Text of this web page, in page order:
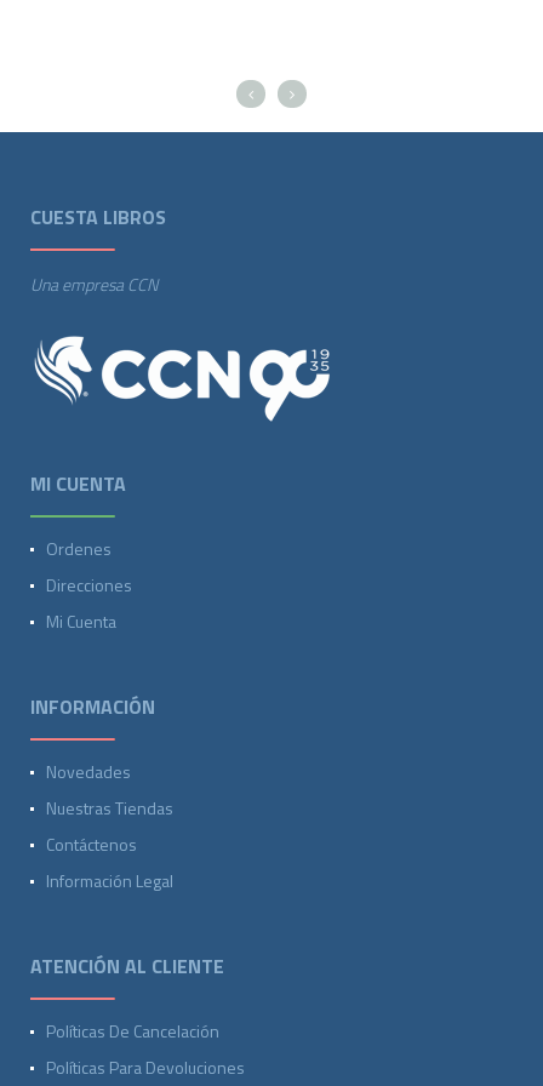
CUESTA LIBROS
Una empresa CCN
MI CUENTA
Ordenes
Direcciones
Mi Cuenta
INFORMACIÓN
Novedades
Nuestras Tiendas
Contáctenos
Información Legal
ATENCIÓN AL CLIENTE
Políticas De Cancelación
Políticas Para Devoluciones